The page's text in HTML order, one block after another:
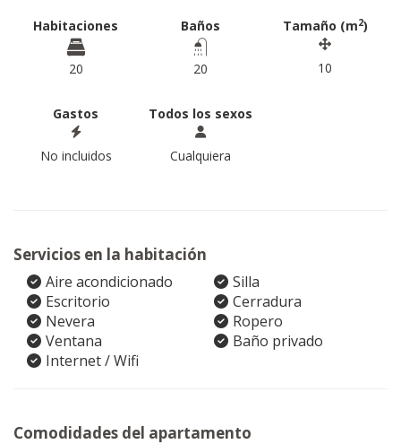
Habitaciones
20
Baños
20
Tamaño (m2)
10
Gastos
No incluidos
Todos los sexos
Cualquiera
Servicios en la habitación
Aire acondicionado
Silla
Escritorio
Cerradura
Nevera
Ropero
Ventana
Baño privado
Internet / Wifi
Comodidades del apartamento